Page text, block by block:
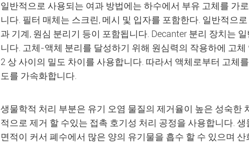
일반적으로 사용되는 여과 방법에는 하수에서 부유 고체를 가
니다. 필터 매체는 스크린, 메시 및 입자를 포함한다. 일반적으
과 기계, 원심 분리기 등이 포함됩니다. Decanter 분리 장치는
니다. 고체-액체 분리를 달성하기 위해 원심력의 작용하에 고
2 상 사이의 밀도 차이를 사용합니다. 따라서 액체로부터 고체
도를 가속화합니다.
생물학적 처리 부분은 유기 오염 물질의 제거율이 높은 성숙한
적으로 제거 할 수있는 접촉 호기성 처리 공정을 사용합니다.
면적이 커서 폐수에서 많은 양의 유기물을 흡수 할 수 있으며